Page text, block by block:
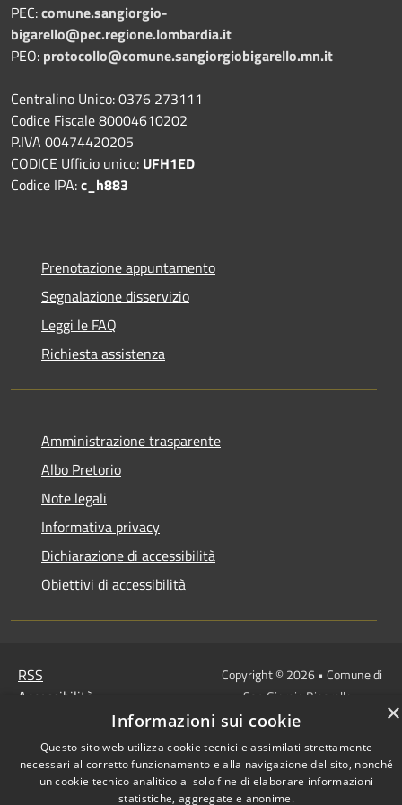
PEC:comune.sangiorgio-
bigarello@pec.regione.lombardia.it
PEO: protocollo@comune.sangiorgiobigarello.mn.it
Centralino Unico: 0376 273111
Codice Fiscale 80004610202
P.IVA 00474420205
CODICE Ufficio unico: UFH1ED
Codice IPA:c_h883
Prenotazione appuntamento
Segnalazione disservizio
Leggi le FAQ
Richiesta assistenza
Amministrazione trasparente
Albo Pretorio
Note legali
Informativa privacy
Dichiarazione di accessibilità
Obiettivi di accessibilità
RSS
Accessibilità
Cookie
Mappa del sito
Copyright © 2026 • Comune di
San Giorgio Bigarello •
Powered byMunicipium
Accesso redazione
×
Informazioni sui cookie
Questo sito web utilizza cookie tecnici e assimilati strettamente
necessari al corretto funzionamento e alla navigazione del sito, nonché
un cookie tecnico analitico al solo fine di elaborare informazioni
statistiche, aggregate e anonime.